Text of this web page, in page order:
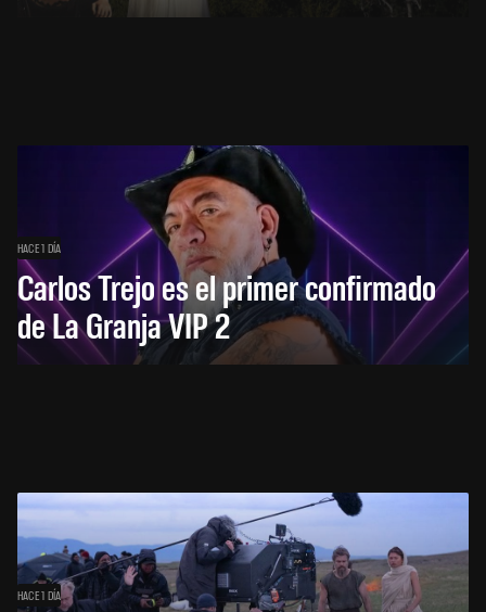
HACE 1 DÍA
Carlos Trejo es el primer confirmado
de La Granja VIP 2
HACE 1 DÍA